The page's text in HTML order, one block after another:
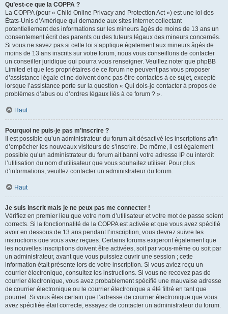
Qu’est-ce que la COPPA ?
La COPPA (pour « Child Online Privacy and Protection Act ») est une loi des
États-Unis d’Amérique qui demande aux sites internet collectant
potentiellement des informations sur les mineurs âgés de moins de 13 ans un
consentement écrit des parents ou des tuteurs légaux des mineurs concernés.
Si vous ne savez pas si cette loi s’applique également aux mineurs âgés de
moins de 13 ans inscrits sur votre forum, nous vous conseillons de contacter
un conseiller juridique qui pourra vous renseigner. Veuillez noter que phpBB
Limited et que les propriétaires de ce forum ne peuvent pas vous proposer
d’assistance légale et ne doivent donc pas être contactés à ce sujet, excepté
lorsque l’assistance porte sur la question « Qui dois-je contacter à propos de
problèmes d’abus ou d’ordres légaux liés à ce forum ? ».
Haut
Pourquoi ne puis-je pas m’inscrire ?
Il est possible qu’un administrateur du forum ait désactivé les inscriptions afin
d’empêcher les nouveaux visiteurs de s’inscrire. De même, il est également
possible qu’un administrateur du forum ait banni votre adresse IP ou interdit
l’utilisation du nom d’utilisateur que vous souhaitez utiliser. Pour plus
d’informations, veuillez contacter un administrateur du forum.
Haut
Je suis inscrit mais je ne peux pas me connecter !
Vérifiez en premier lieu que votre nom d’utilisateur et votre mot de passe soient
corrects. Si la fonctionnalité de la COPPA est activée et que vous avez spécifié
avoir en dessous de 13 ans pendant l’inscription, vous devrez suivre les
instructions que vous avez reçues. Certains forums exigeront également que
les nouvelles inscriptions doivent être activées, soit par vous-même ou soit par
un administrateur, avant que vous puissiez ouvrir une session ; cette
information était présente lors de votre inscription. Si vous aviez reçu un
courrier électronique, consultez les instructions. Si vous ne recevez pas de
courrier électronique, vous avez probablement spécifié une mauvaise adresse
de courrier électronique ou le courrier électronique a été filtré en tant que
pourriel. Si vous êtes certain que l’adresse de courrier électronique que vous
avez spécifiée était correcte, essayez de contacter un administrateur du forum.